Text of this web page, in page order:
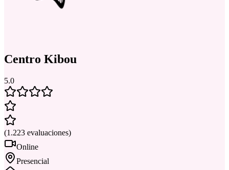
Centro Kibou
5.0
(1.223 evaluaciones)
Online
Presencial